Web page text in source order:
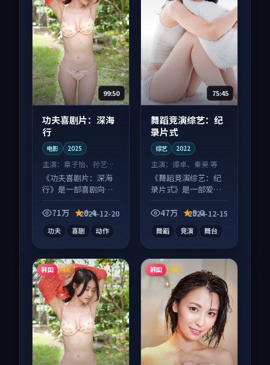
99:50
功夫喜剧片：深海
行
电影 2025
主演： 章子怡、孙艺珍
等
《功夫喜剧片：深海
行》是一部喜剧向电
为内核，情感戏份扎
71万 9.4
2024-12-20
功夫 喜剧 动作
75:45
舞蹈竞演综艺：纪
录片式
综艺 2022
主演：谭卓、秦昊 等
《舞蹈竞演综艺：纪
录片式》是一部爱情
素齐全，观感爽快不
47万 9.0
2024-12-15
舞蹈 竞演 舞台
韩国 4K 韩国 4K